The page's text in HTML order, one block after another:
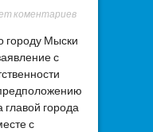
коментариев
городу Мыски
с
главой города
с